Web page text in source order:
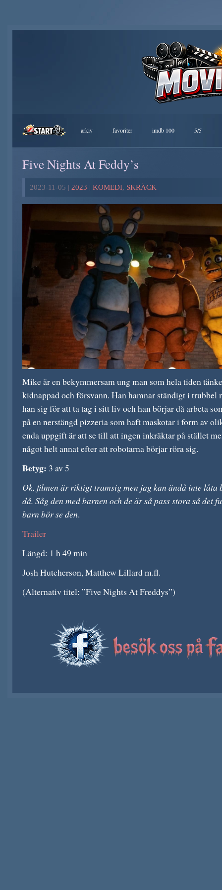
arkiv favoriter imdb 100 5/5
Five Nights At Feddy’s
2023-11-05 | 2023 | KOMEDI, SKRÄCK
Mike är en bekymmersam ung man som hela tiden
kidnappad och försvann. Han hamnar ständigt i trubbel
han sig för att ta tag i sitt liv och han börjar då arbeta
på en nerstängd pizzeria som haft maskotar i form av
enda uppgift är att se till att ingen inkräktar på stället
något helt annat efter att robotarna börjar röra sig.
Betyg: 3 av 5
Ok, filmen är riktigt tramsig men jag kan ändå inte låta
då. Såg den med barnen och de är så pass stora så det
barn bör se den.
Trailer
Längd: 1 h 49 min
Josh Hutcherson, Matthew Lillard m.fl.
(Alternativ titel: ”Five Nights At Freddys”)